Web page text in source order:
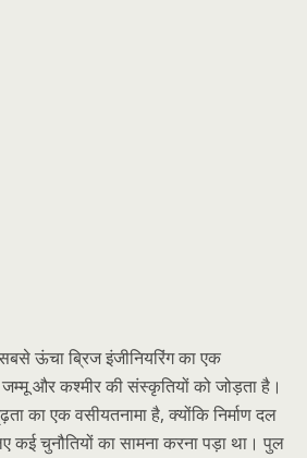
ऊंचा ब्रिज इंजीनियरिंग का एक
और कश्मीर की संस्कृतियों को जोड़ता है।
का एक वसीयतनामा है, क्योंकि निर्माण दल
कई चुनौतियों का सामना करना पड़ा था। पुल